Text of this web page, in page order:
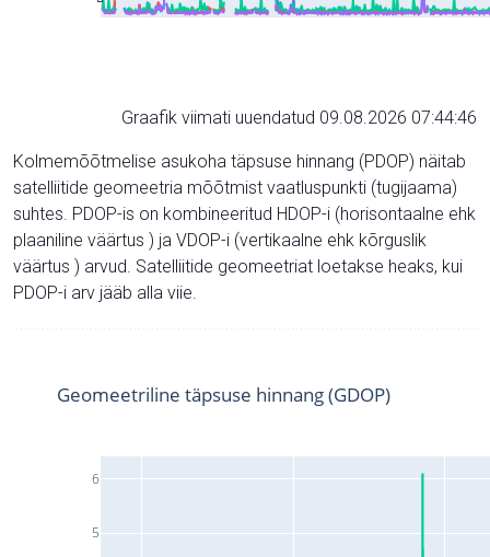
Graafik viimati uuendatud 09.08.2026 07:44:46
Kolmemõõtmelise asukoha täpsuse hinnang (PDOP) näitab
satelliitide geomeetria mõõtmist vaatluspunkti (tugijaama)
suhtes. PDOP-is on kombineeritud HDOP-i (horisontaalne ehk
plaaniline väärtus ) ja VDOP-i (vertikaalne ehk kõrguslik
väärtus ) arvud. Satelliitide geomeetriat loetakse heaks, kui
PDOP-i arv jääb alla viie.
5
6
Geomeetriline täpsuse hinnang (GDOP)